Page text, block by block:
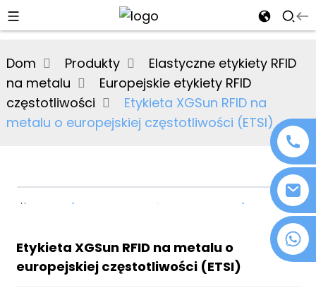
Dom Produkty
Elastyczne etykiety RFID
na metalu
Europejskie etykiety RFID
częstotliwości
Etykieta XGSun RFID na
metalu o europejskiej częstotliwości (ETSI)
Etykieta XGSun RFID na metalu o
europejskiej częstotliwości (ETSI)